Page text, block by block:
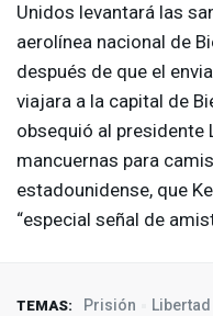
Unidos levantará las
aerolínea nacional de
después de que el
viajara a la capital de
obsequió al presidente
mancuernas para
estadounidense, que
“especial señal de
TEMAS: Prisión